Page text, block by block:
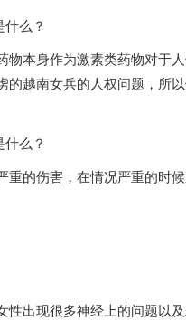
本身作为激素类药物对于
的越南女兵的人权问题，所
的伤害，在情况严重的时
出现很多神经上的问题以及